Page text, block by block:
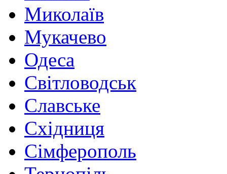
Миколаїв
Мукачево
Одеса
Світловодськ
Славське
Східниця
Сімферополь